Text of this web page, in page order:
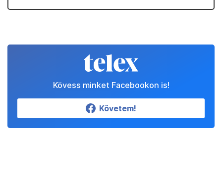
Kövess minket Facebookon is!
Követem!